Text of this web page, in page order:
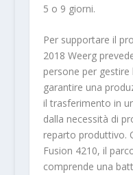
5 o 9 giorni.
Per supportare il
2018 Weerg
persone per gestire
garantire una
il trasferimento in
dalla necessità di
reparto produttivo.
Fusion 4210, il
comprende una